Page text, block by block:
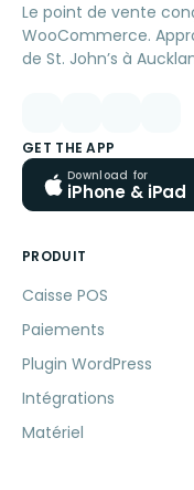
Le point de vente
WooCommerce.
de St. John’s à
GET THE APP
Download for
iPhone & iPad
PRODUIT
Caisse POS
Paiements
Plugin WordPress
Intégrations
Matériel